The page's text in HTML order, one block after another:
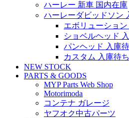
ハーレー 新車 国内在庫
ハーレーダビッドソン
エボリューショ
ショベルヘッド
パンヘッド 入庫
カスタム 入庫待
NEW STOCK
PARTS & GOODS
MYP Parts Web Shop
Motorimoda
コンテナ ガレージ
ヤフオク中古パーツ